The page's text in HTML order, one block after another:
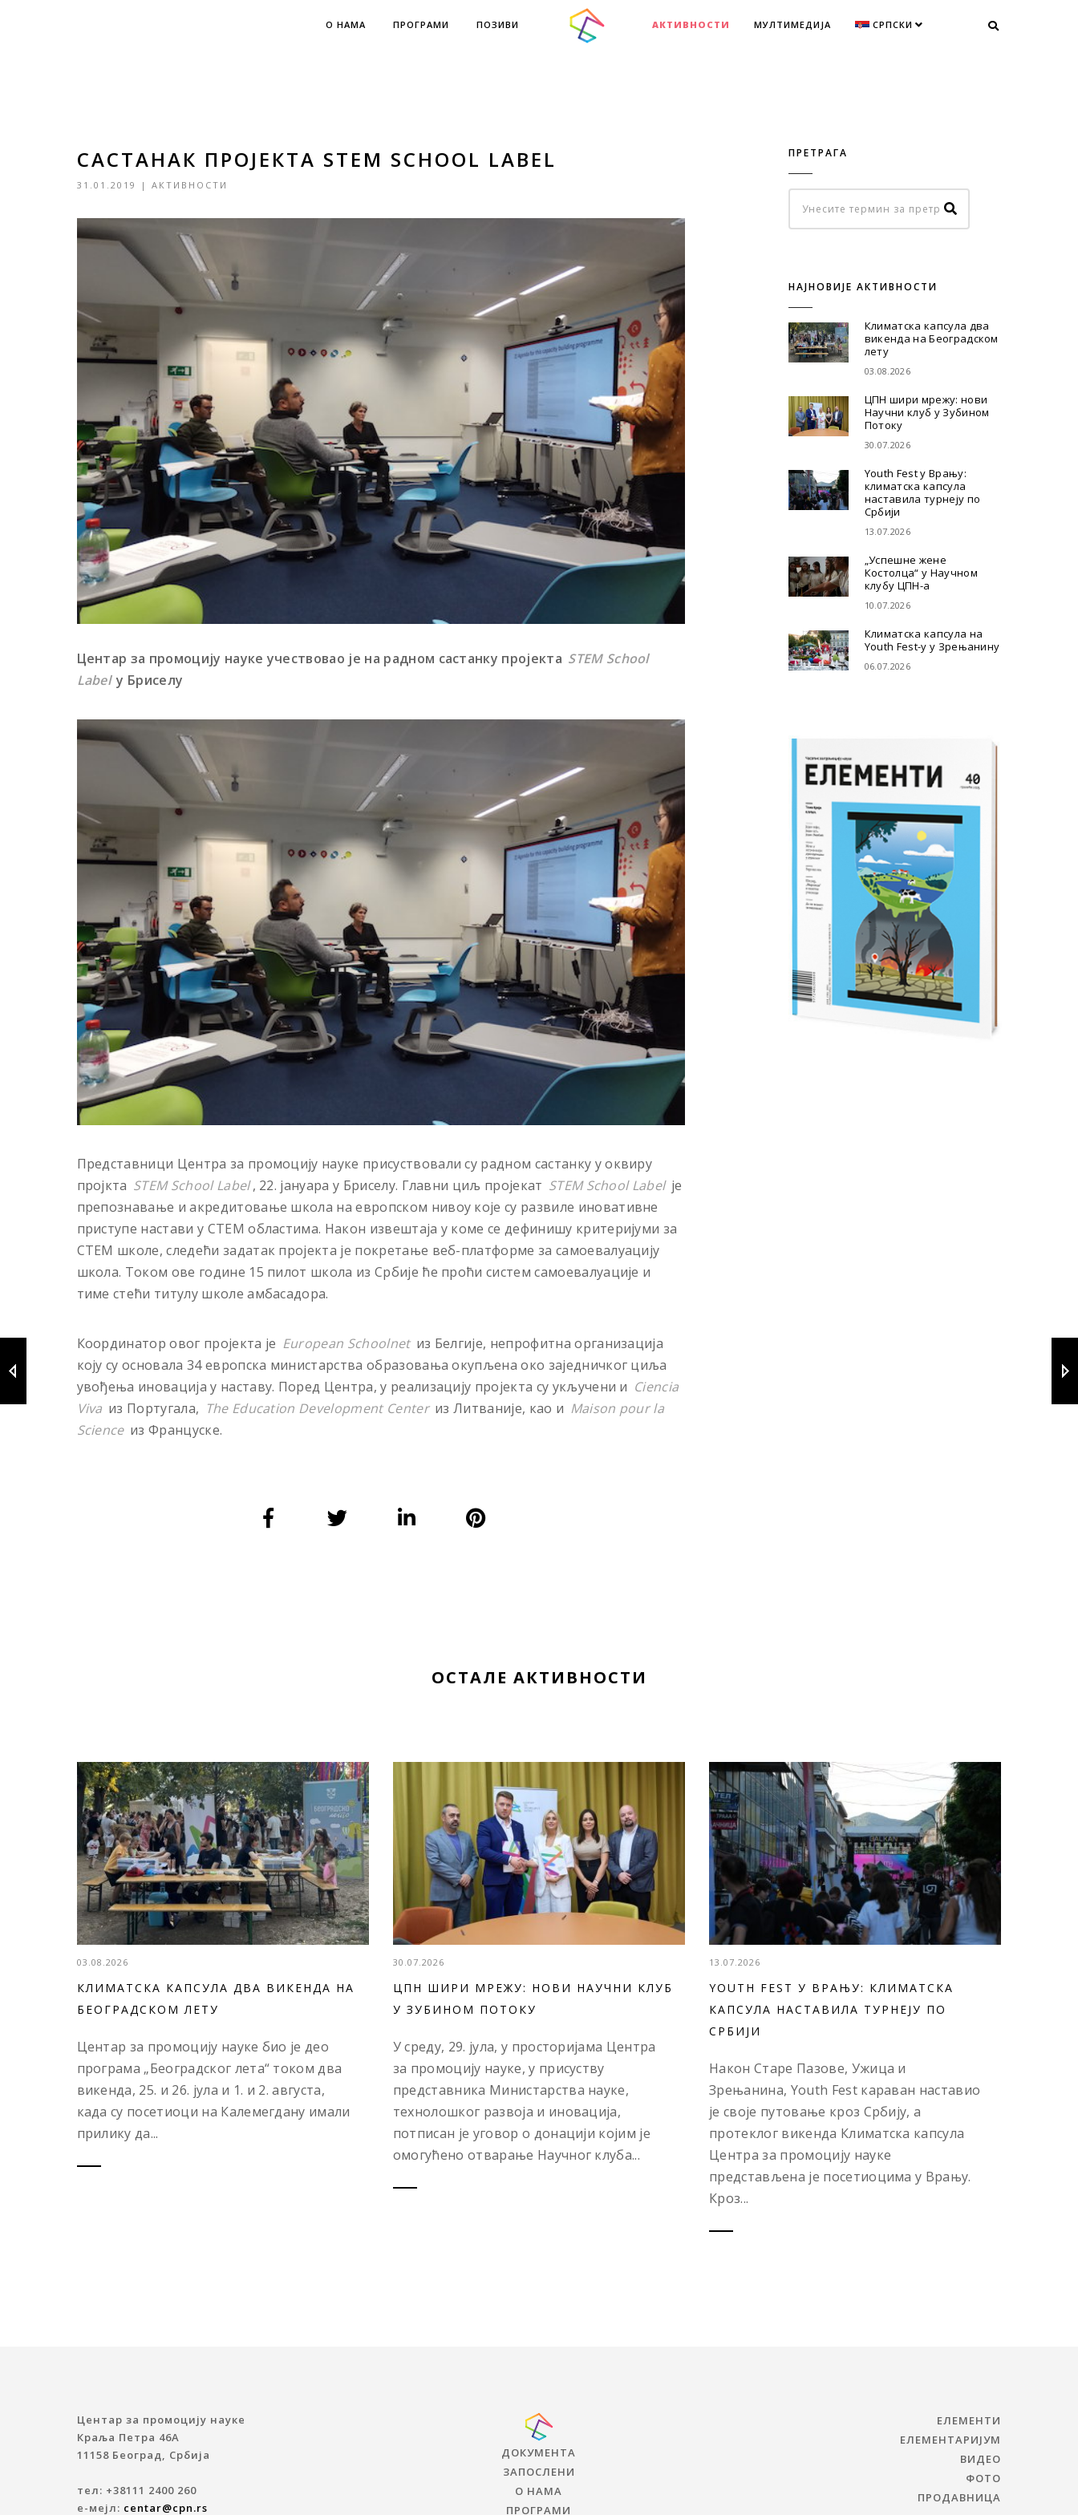
О НАМА ПРОГРАМИ ПОЗИВИ АКТИВНОСТИ МУЛТИМЕДИЈА СРПСКИ
САСТАНАК ПРОЈЕКТА STEM SCHOOL LABEL
31.01.2019 | АКТИВНОСТИ
Центар за промоцију науке учествовао је на радном састанку пројекта STEM School
Label у Бриселу
Представници Центра за промоцију науке присуствовали су радном састанку у оквиру
пројкта STEM School Label , 22. јануара у Бриселу. Главни циљ пројекат STEM School Label је
препознавање и акредитовање школа на европском нивоу које су развиле иновативнe
приступe настави у СТЕМ областима. Након извештаја у коме се дефинишу критеријуми за
СТЕМ школе, следећи задатак пројекта је покретање веб-платформе за самоевалуацију
школа. Током ове године 15 пилот школа из Србије ће проћи систем самоевалуације и
тиме стећи титулу школe амбасадора.
Координатор овог пројекта је European Schoolnet из Белгије, непрофитна организација
коју су основала 34 европска министарства образовања окупљена око заједничког циља
увођења иновација у наставу. Поред Центра, у реализацију пројекта су укључени и Ciencia
Viva из Португала, The Education Development Center из Литваније, као и Maison pour la
Science из Француске.
ПРЕТРАГА
НАЈНОВИЈЕ АКТИВНОСТИ
Климатска капсула два
викенда на Београдском
лету
03.08.2026
ЦПН шири мрежу: нови
Научни клуб у Зубином
Потоку
30.07.2026
Youth Fest у Врању:
климатска капсула
наставила турнеју по
Србији
13.07.2026
„Успешне жене
Костолца“ у Научном
клубу ЦПН-а
10.07.2026
Климатска капсула на
Youth Fest-у у Зрењанину
06.07.2026
ОСТАЛЕ АКТИВНОСТИ
03.08.2026
КЛИМАТСКА КАПСУЛА ДВА ВИКЕНДА НА
БЕОГРАДСКОМ ЛЕТУ
Центар за промоцију науке био је део
програма „Београдског лета“ током два
викенда, 25. и 26. јула и 1. и 2. августа,
када су посетиоци на Калемегдану имали
прилику да...
30.07.2026
ЦПН ШИРИ МРЕЖУ: НОВИ НАУЧНИ КЛУБ
У ЗУБИНОМ ПОТОКУ
У среду, 29. јула, у просторијама Центра
за промоцију науке, у присуству
представника Министарства науке,
технолошког развоја и иновација,
потписан је уговор о донацији којим је
омогућено отварање Научног клуба...
13.07.2026
YOUTH FEST У ВРАЊУ: КЛИМАТСКА
КАПСУЛА НАСТАВИЛА ТУРНЕЈУ ПО
СРБИЈИ
Након Старе Пазове, Ужица и
Зрењанина, Youth Fest караван наставио
је своје путовање кроз Србију, а
протеклог викенда Климатска капсула
Центра за промоцију науке
представљена је посетиоцима у Врању.
Кроз...
Центар за промоцију науке
Краља Петра 46A
11158 Београд, Србија
тел: +38111 2400 260
е-мејл: centar@cpn.rs
ДОКУМЕНТА
ЗАПОСЛЕНИ
О НАМА
ПРОГРАМИ
ЕЛЕМЕНТИ
ЕЛЕМЕНТАРИЈУМ
ВИДЕО
ФОТО
ПРОДАВНИЦА